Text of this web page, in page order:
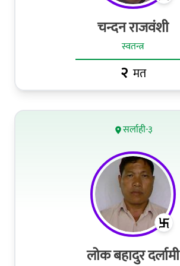
चन्दन राजवंशी
स्वतन्त्र
२ मत
सर्लाही-३
लोक बहादुर दर्लामी